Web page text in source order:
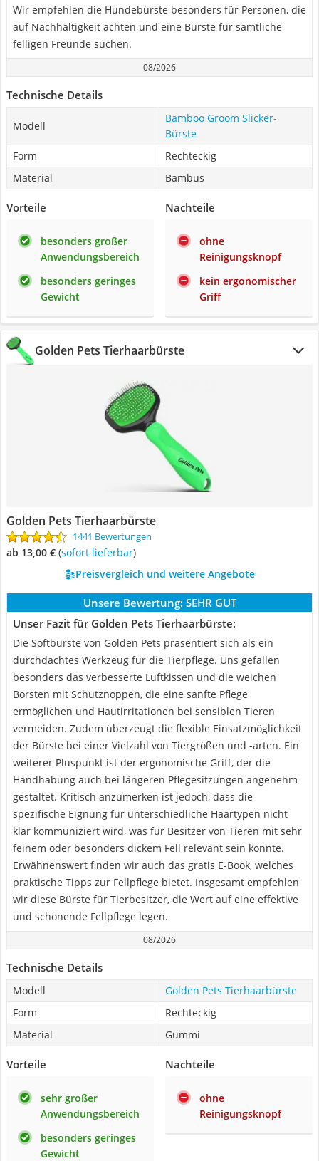
Wir empfehlen die Hundebürste besonders für Personen, die
auf Nachhaltigkeit achten und eine Bürste für sämtliche
felligen Freunde suchen.
08/2026
Technische Details
Modell
Bamboo Groom Slicker-
Bürste
Form
Rechteckig
Material
Bambus
Vorteile
besonders großer
Anwendungsbereich
besonders geringes
Gewicht
Nachteile
ohne
Reinigungsknopf
kein ergonomischer
Griff
Golden Pets Tierhaarbürste
Golden Pets Tierhaarbürste
1441 Bewertungen
ab 13,00 € ( Sofort lieferbar)
Preisvergleich und weitere Angebote
Unsere Bewertung: SEHR GUT
Unser Fazit für Golden Pets Tierhaarbürste:
Die Softbürste von Golden Pets präsentiert sich als ein
durchdachtes Werkzeug für die Tierpflege. Uns gefallen
besonders das verbesserte Luftkissen und die weichen
Borsten mit Schutznoppen, die eine sanfte Pflege
ermöglichen und Hautirritationen bei sensiblen Tieren
vermeiden. Zudem überzeugt die flexible Einsatzmöglichkeit
der Bürste bei einer Vielzahl von Tiergrößen und -arten. Ein
weiterer Pluspunkt ist der ergonomische Griff, der die
Handhabung auch bei längeren Pflegesitzungen angenehm
gestaltet. Kritisch anzumerken ist jedoch, dass die
spezifische Eignung für unterschiedliche Haartypen nicht
klar kommuniziert wird, was für Besitzer von Tieren mit sehr
feinem oder besonders dickem Fell relevant sein könnte.
Erwähnenswert finden wir auch das gratis E-Book, welches
praktische Tipps zur Fellpflege bietet. Insgesamt empfehlen
wir diese Bürste für Tierbesitzer, die Wert auf eine effektive
und schonende Fellpflege legen.
08/2026
Technische Details
Modell
Golden Pets Tierhaarbürste
Form
Rechteckig
Material
Gummi
Vorteile
sehr großer
Anwendungsbereich
besonders geringes
Gewicht
Nachteile
ohne
Reinigungsknopf